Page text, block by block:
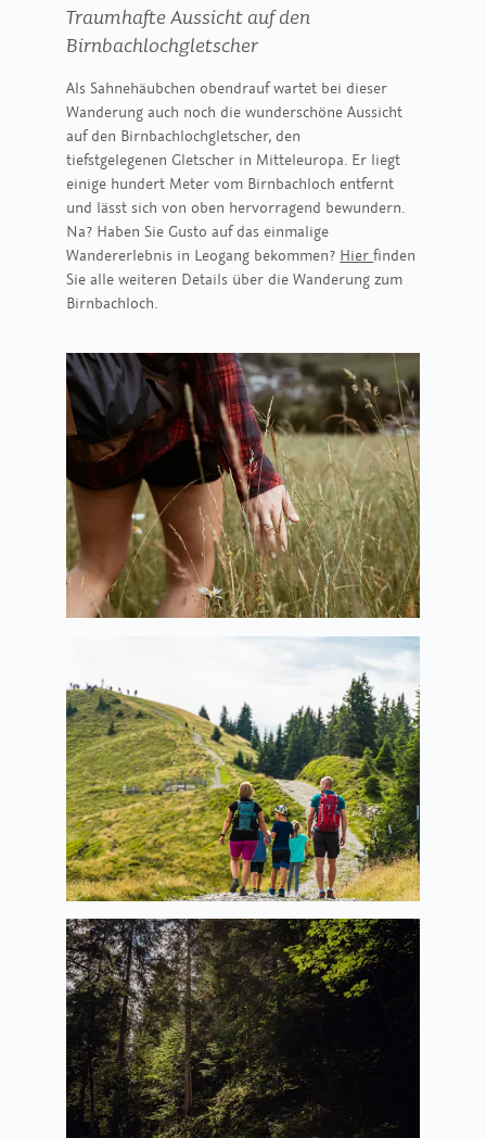
Traumhafte Aussicht auf den
Birnbachlochgletscher
Als Sahnehäubchen obendrauf wartet bei dieser
Wanderung auch noch die wunderschöne Aussicht
auf den Birnbachlochgletscher, den
tiefstgelegenen Gletscher in Mitteleuropa. Er liegt
einige hundert Meter vom Birnbachloch entfernt
und lässt sich von oben hervorragend bewundern.
Na? Haben Sie Gusto auf das einmalige
Wandererlebnis in Leogang bekommen? Hierfinden
Sie alle weiteren Details über die Wanderung zum
Birnbachloch.